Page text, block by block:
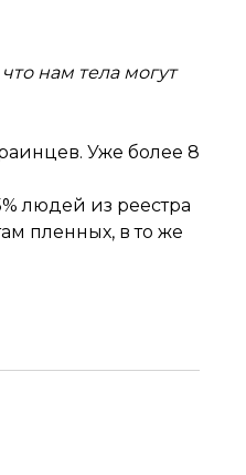
нам тела могут
Уже более 8
людей из реестра
пленных, в то же